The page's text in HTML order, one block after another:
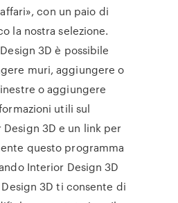
con un paio di
la nostra selezione.
3D è possibile
muri, aggiungere o
o aggiungere
utili sul
3D e un link per
questo programma
Interior Design 3D
3D ti consente di